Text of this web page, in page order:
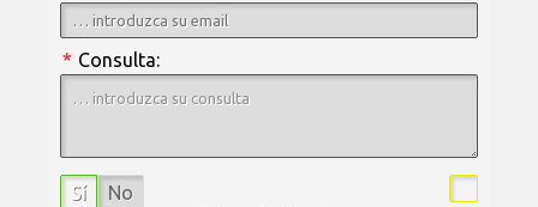
Consulta:
*
Sí No